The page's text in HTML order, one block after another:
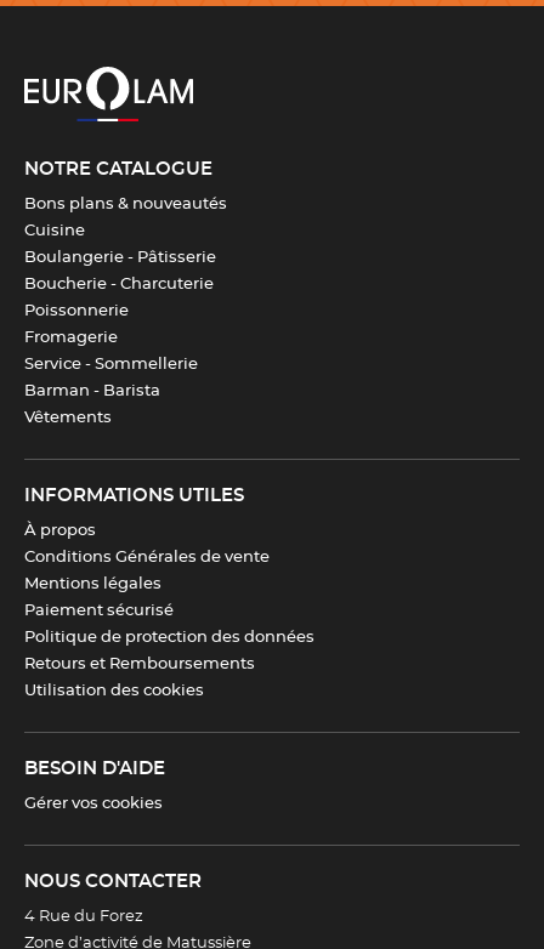
NOTRE CATALOGUE
Bons plans & nouveautés
Cuisine
Boulangerie - Pâtisserie
Boucherie - Charcuterie
Poissonnerie
Fromagerie
Service - Sommellerie
Barman - Barista
Vêtements
INFORMATIONS UTILES
À propos
Conditions Générales de vente
Mentions légales
Paiement sécurisé
Politique de protection des données
Retours et Remboursements
Utilisation des cookies
BESOIN D'AIDE
Gérer vos cookies
NOUS CONTACTER
4 Rue du Forez
Zone d’activité de Matussière